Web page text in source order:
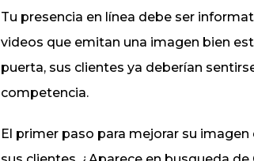
Tu presencia en línea debe ser
videos que emitan una imagen bien
puerta, sus clientes ya deberían
competencia.
El primer paso para mejorar su